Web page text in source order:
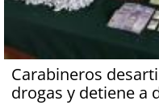
Carabineros
drogas y detiene a